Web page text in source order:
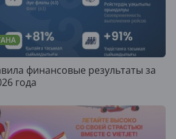
финансовые результаты за
года